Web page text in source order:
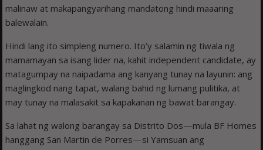
malinaw at makapangyarihang mandatong hindi maaaring
balewalain.
Hindi lang ito simpleng numero. Ito’y salamin ng tiwala ng
mamamayan sa isang lider na, kahit independent candidate, ay
matagumpay na naipadama ang kanyang tunay na layunin: ang
maglingkod nang tapat, walang bahid ng lumang pulitika, at
may tunay na malasakit sa kapakanan ng bawat barangay.
Sa lahat ng walong barangay sa Distrito Dos—mula BF Homes
hanggang San Martin de Porres—si Yamsuan ang